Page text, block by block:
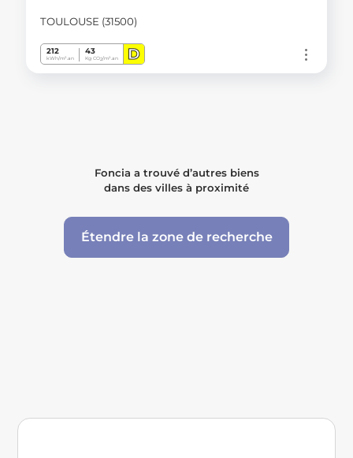
TOULOUSE (31500)
212
kWh/m².an
43
Kg CO2/m².an D
Foncia a trouvé d’autres biens
dans des villes à proximité
Étendre la zone de recherche